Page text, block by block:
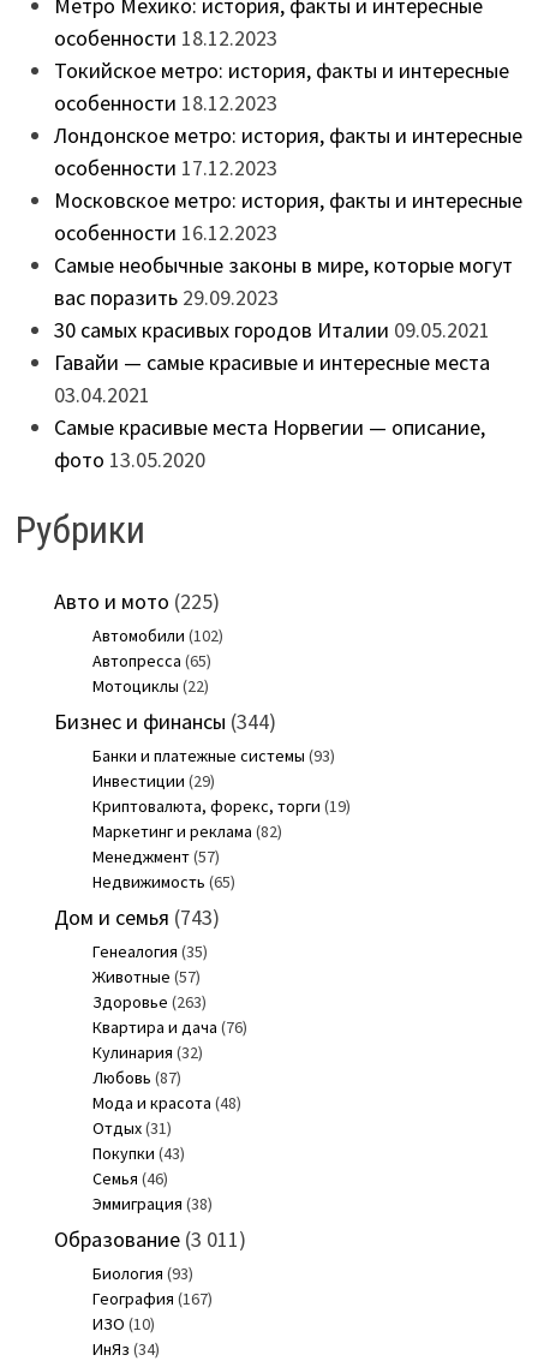
особенности 18.12.2023
Токийское метро: история, факты и интересные
особенности 18.12.2023
Лондонское метро: история, факты и интересные
особенности 17.12.2023
Московское метро: история, факты и интересные
особенности 16.12.2023
Самые необычные законы в мире, которые могут
вас поразить 29.09.2023
30 самых красивых городов Италии 09.05.2021
Гавайи — самые красивые и интересные места
03.04.2021
Самые красивые места Норвегии — описание,
фото 13.05.2020
Рубрики
Авто и мото (225)
Автомобили (102)
Автопресса (65)
Мотоциклы (22)
Бизнес и финансы (344)
Банки и платежные системы (93)
Инвестиции (29)
Криптовалюта, форекс, торги (19)
Маркетинг и реклама (82)
Менеджмент(57)
Недвижимость (65)
Дом и семья (743)
Генеалогия (35)
Животные (57)
Здоровье (263)
Квартира и дача (76)
Кулинария (32)
Любовь (87)
Мода и красота (48)
Отдых(31)
Покупки (43)
Семья (46)
Эммиграция (38)
Образование(3 011)
Биология (93)
География (167)
ИЗО (10)
ИнЯз (34)